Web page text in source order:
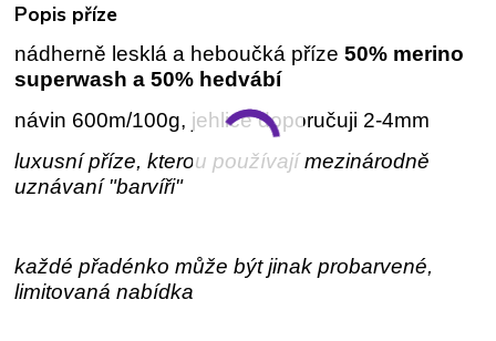
Popis příze
nádherně lesklá a heboučká příze50% merino
superwash a 50% hedvábí
návin 600m/100g, jehlice doporučuji 2-4mm
luxusní příze, kterou používají mezinárodně
uznávaní "barvíři"
každé přadénko může být jinak probarvené,
limitovaná nabídka